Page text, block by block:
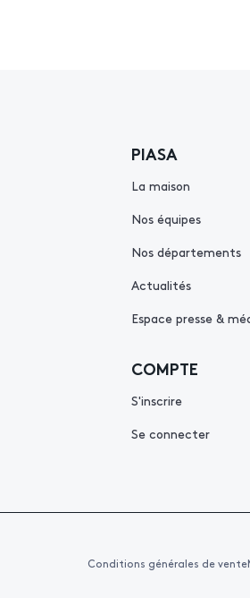
PIASA
La maison
Nos équipes
Nos départements
Actualités
Espace presse &
COMPTE
S'inscrire
Se connecter
Conditions générales de vente